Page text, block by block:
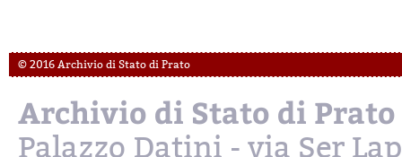
© 2016 Archivio di Stato di Prato
Archivio di Stato di Prato
Palazzo Datini - via Ser